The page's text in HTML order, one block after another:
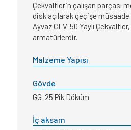
Çekvalflerin çalışan parçası
disk açılarak geçişe müsaade
Ayvaz CLV-50 Yaylı
armatürlerdir.
Malzeme Yapısı
Gövde
GG-25 Pik Döküm
İç aksam